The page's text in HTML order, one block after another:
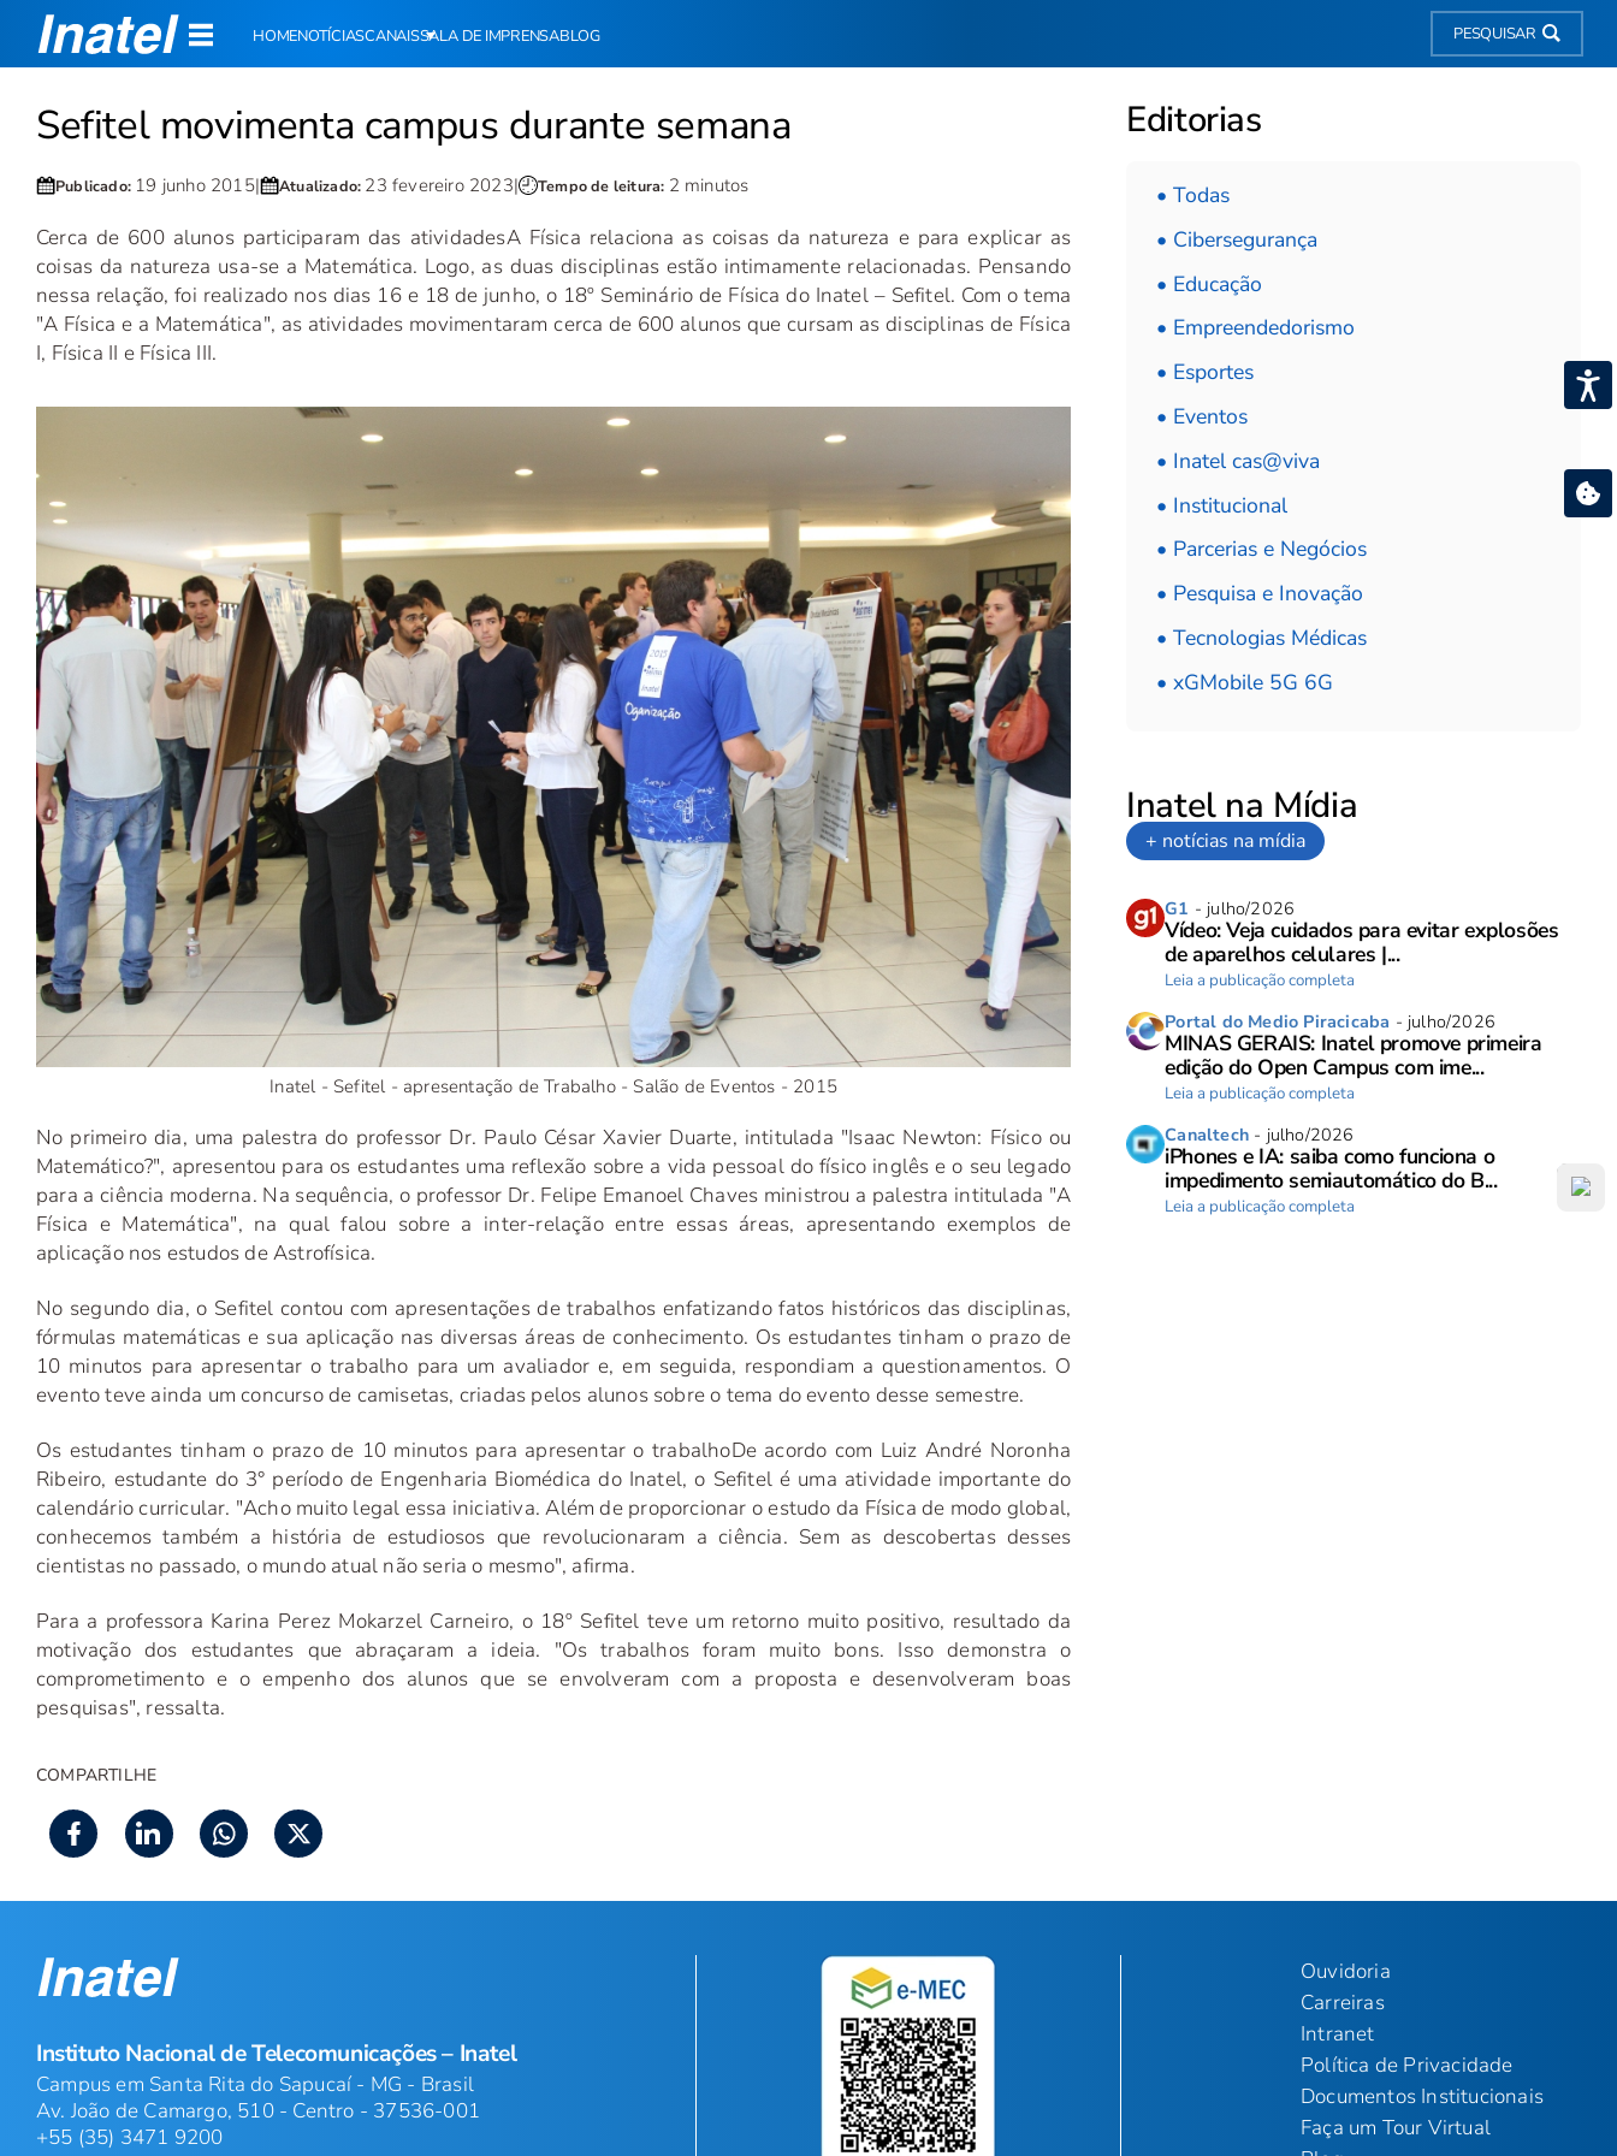
Sefitel movimenta campus durante semana
Publicado: 19 junho 2015| Atualizado: 23 fevereiro 2023| Tempo de leitura: 2 minutos
Cerca de 600 alunos participaram das atividadesA Física relaciona as coisas da natureza e para explicar as
coisas da natureza usa-se a Matemática. Logo, as duas disciplinas estão intimamente relacionadas. Pensando
nessa relação, foi realizado nos dias 16 e 18 de junho, o 18º Seminário de Física do Inatel – Sefitel. Com o tema
"A Física e a Matemática", as atividades movimentaram cerca de 600 alunos que cursam as disciplinas de Física
I, Física II e Física III.
Inatel - Sefitel - apresentação de Trabalho - Salão de Eventos - 2015
No primeiro dia, uma palestra do professor Dr. Paulo César Xavier Duarte, intitulada "Isaac Newton: Físico ou
Matemático?", apresentou para os estudantes uma reflexão sobre a vida pessoal do físico inglês e o seu legado
para a ciência moderna. Na sequência, o professor Dr. Felipe Emanoel Chaves ministrou a palestra intitulada "A
Física e Matemática", na qual falou sobre a inter-relação entre essas áreas, apresentando exemplos de
aplicação nos estudos de Astrofísica.
No segundo dia, o Sefitel contou com apresentações de trabalhos enfatizando fatos históricos das disciplinas,
fórmulas matemáticas e sua aplicação nas diversas áreas de conhecimento. Os estudantes tinham o prazo de
10 minutos para apresentar o trabalho para um avaliador e, em seguida, respondiam a questionamentos. O
evento teve ainda um concurso de camisetas, criadas pelos alunos sobre o tema do evento desse semestre.
Os estudantes tinham o prazo de 10 minutos para apresentar o trabalhoDe acordo com Luiz André Noronha
Ribeiro, estudante do 3° período de Engenharia Biomédica do Inatel, o Sefitel é uma atividade importante do
calendário curricular. "Acho muito legal essa iniciativa. Além de proporcionar o estudo da Física de modo global,
conhecemos também a história de estudiosos que revolucionaram a ciência. Sem as descobertas desses
cientistas no passado, o mundo atual não seria o mesmo", afirma.
Para a professora Karina Perez Mokarzel Carneiro, o 18º Sefitel teve um retorno muito positivo, resultado da
motivação dos estudantes que abraçaram a ideia. "Os trabalhos foram muito bons. Isso demonstra o
comprometimento e o empenho dos alunos que se envolveram com a proposta e desenvolveram boas
pesquisas", ressalta.
COMPARTILHE
Editorias
• Todas
• Cibersegurança
• Educação
• Empreendedorismo
• Esportes
• Eventos
• Inatel cas@viva
• Institucional
• Parcerias e Negócios
• Pesquisa e Inovação
• Tecnologias Médicas
• xGMobile 5G 6G
Inatel na Mídia
+ notícias na mídia
G1 - julho/2026
Vídeo: Veja cuidados para evitar explosões
de aparelhos celulares |...
Leia a publicação completa
Portal do Medio Piracicaba - julho/2026
MINAS GERAIS: Inatel promove primeira
edição do Open Campus com ime...
Leia a publicação completa
Canaltech - julho/2026
iPhones e IA: saiba como funciona o
impedimento semiautomático do B...
Leia a publicação completa
HOMENOTÍCIASCANAISSALA DE IMPRENSABLOG PESQUISAR
Instituto Nacional de Telecomunicações – Inatel
Campus em Santa Rita do Sapucaí - MG - Brasil
Av. João de Camargo, 510 - Centro - 37536-001
+55 (35) 3471 9200
Ouvidoria
Carreiras
Intranet
Política de Privacidade
Documentos Institucionais
Faça um Tour Virtual